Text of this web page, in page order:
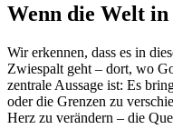
Wenn die Welt
Wir erkennen, dass es in
Zwiespalt geht – dort, wo
zentrale Aussage ist: Es
oder die Grenzen zu
Herz zu verändern – die